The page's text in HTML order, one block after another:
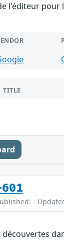
l'éditeur
TITLE
-